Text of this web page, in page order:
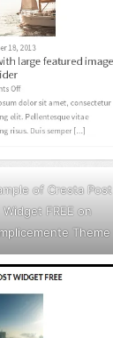
of Cresta Post
Widget FREE on
Theme